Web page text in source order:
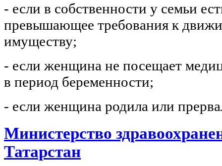
- если в собственности у семьи
превышающее требования к
имуществу;
- если женщина не посещает
в период беременности;
- если женщина родила или
Министерство
Татарстан